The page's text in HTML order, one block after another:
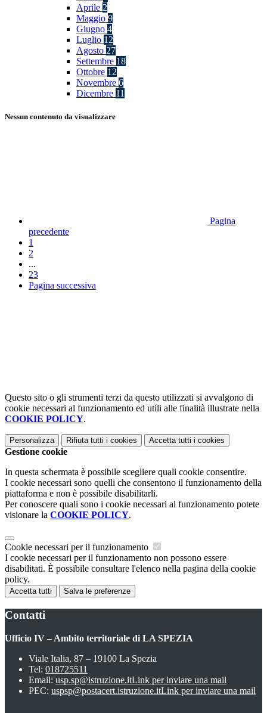
Aprile 2
Maggio 9
Giugno 4
Luglio 12
Agosto 27
Settembre 18
Ottobre 12
Novembre 6
Dicembre 11
Nessun contenuto da visualizzare
Pagina
precedente
1
2
...
23
Pagina successiva
Questo sito o gli strumenti terzi da questo utilizzati si avvalgono di
cookie necessari al funzionamento ed utili alle finalità illustrate nella
COOKIE POLICY.
Personalizza Rifiuta tutti i cookies Accetta tutti i cookies
Gestione cookie
In questa schermata è possibile scegliere quali cookie consentire.
I cookie necessari sono quelli che consentono il funzionamento della
piattaforma e non è possibile disabilitarli.
Per conoscere quali sono i cookie necessari al funzionamento potete
visionare la COOKIE POLICY.
Cookie necessari per il funzionamento
I cookie necessari per il funzionamento non possono essere
disabilitati. È possibile consultare l'elenco nella pagina della cookie
policy.
Accetta tutti Salva le preferenze
Contatti
Ufficio IV – Ambito territoriale di LA SPEZIA
Viale Italia, 87 – 19100 La Spezia
Tel: 018725511
Email: usp.sp@istruzione.itLink per inviare una mail
PEC: uspsp@postacert.istruzione.itLink per inviare una mail